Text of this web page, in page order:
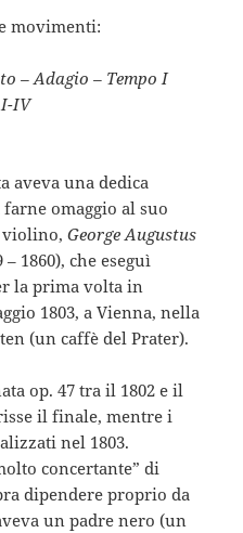
movimenti:
– Adagio – Tempo I
IV
aveva una dedica
omaggio al suo
violino,George Augustus
– 1860), che eseguì
la prima volta in
1803, a Vienna, nella
(un caffè del Prater).
op. 47 tra il 1802 e il
il finale, mentre i
nel 1803.
concertante” di
dipendere proprio da
un padre nero (un